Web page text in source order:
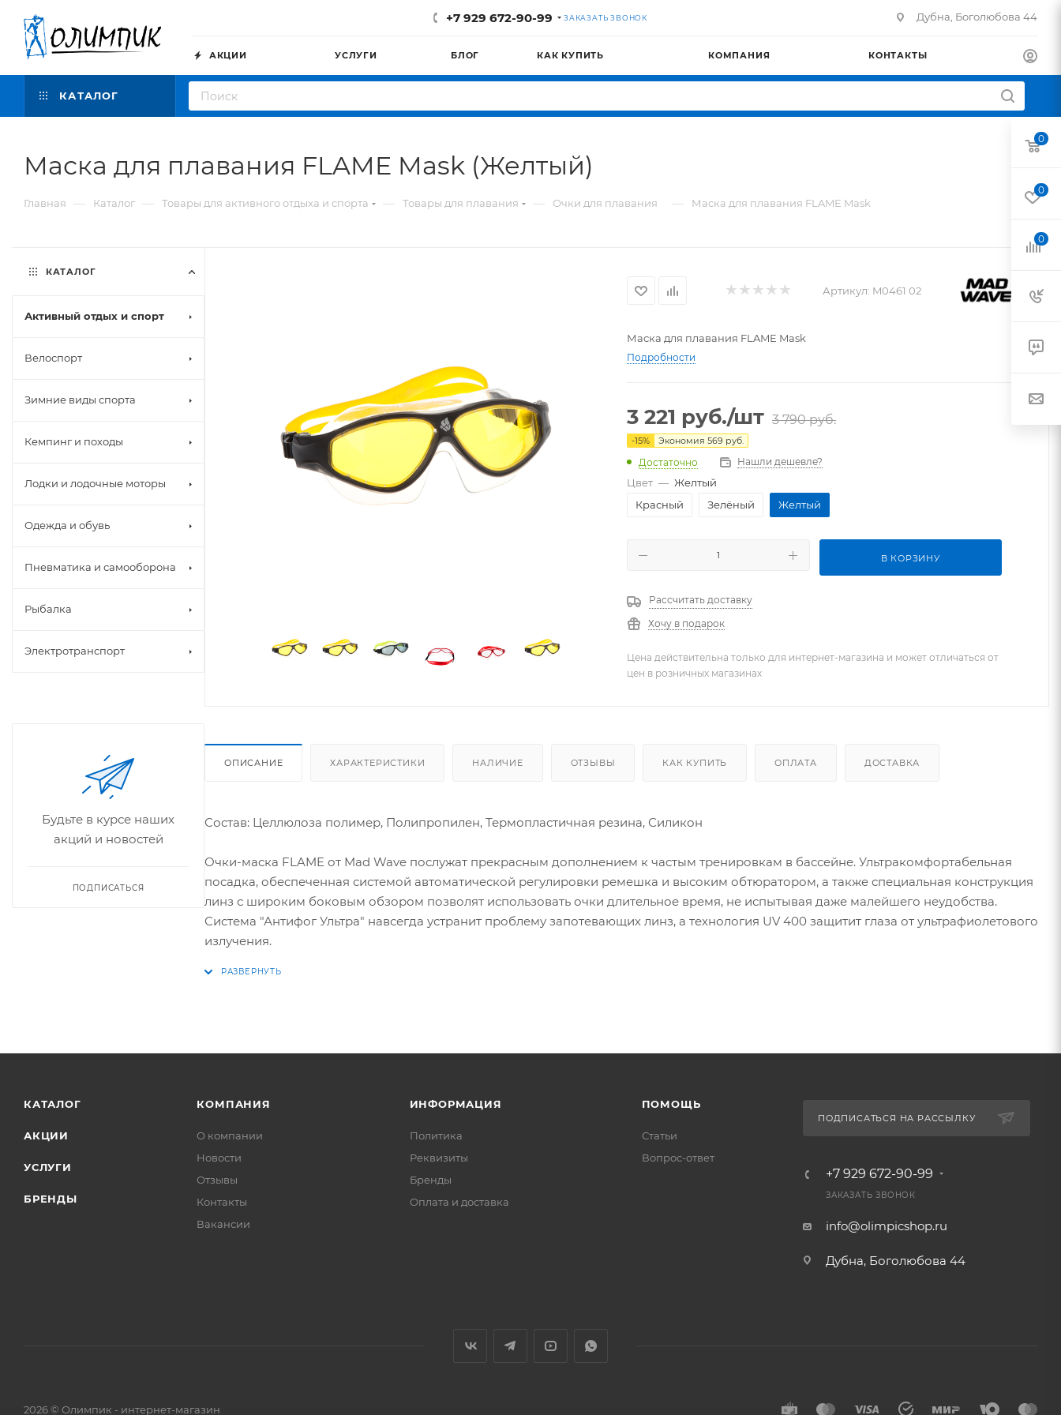
+7 929 672-90-99 ЗАКАЗАТЬ ЗВОНОК Дубна, Боголюбова 44
АКЦИИ УСЛУГИ БЛОГ КАК КУПИТЬ КОМПАНИЯ КОНТАКТЫ
КАТАЛОГ
Маска для плавания FLAME Mask (Желтый)
Главная — Каталог — Товары для активного отдыха и спорта — Товары для плавания — Очки для плавания — Маска для плавания FLAME Mask
Артикул: M0461 02
Маска для плавания FLAME Mask
Подробности
3 221 руб./шт 3 790руб.
-15% Экономия 569 руб.
Достаточно Нашли дешевле?
Цвет — Желтый
Красный
Зелёный Желтый
В КОРЗИНУ
Рассчитать доставку
Хочу в подарок
Цена действительна только для интернет-магазина и может отличаться от
цен в розничных магазинах
ОПИСАНИЕ ХАРАКТЕРИСТИКИ НАЛИЧИЕ ОТЗЫВЫ КАК КУПИТЬ ОПЛАТА ДОСТАВКА
Состав: Целлюлоза полимер, Полипропилен, Термопластичная резина, Силикон
Очки-маска FLAME от Mad Wave послужат прекрасным дополнением к частым тренировкам в бассейне. Ультракомфортабельная
посадка, обеспеченная системой автоматической регулировки ремешка и высоким обтюратором, а также специальная конструкция
линз с широким боковым обзором позволят использовать очки длительное время, не испытывая даже малейшего неудобства.
Система "Антифог Ультра" навсегда устранит проблему запотевающих линз, а технология UV 400 защитит глаза от ультрафиолетового
излучения.
КАТАЛОГ
Активный отдых и спорт
Велоспорт
Зимние виды спорта
Кемпинг и походы
Лодки и лодочные моторы
Одежда и обувь
Пневматика и самооборона
Рыбалка
Электротранспорт
Будьте в курсе наших
акций и новостей
ПОДПИСАТЬСЯ
КАТАЛОГ
АКЦИИ
УСЛУГИ
БРЕНДЫ
КОМПАНИЯ
О компании
Новости
Отзывы
Контакты
Вакансии
ИНФОРМАЦИЯ
Политика
Реквизиты
Бренды
Оплата и доставка
ПОМОЩЬ
Статьи
Вопрос-ответ
ПОДПИСАТЬСЯ НА РАССЫЛКУ
+7 929 672-90-99
ЗАКАЗАТЬ ЗВОНОК
info@olimpicshop.ru
Дубна, Боголюбова 44
2026 © Олимпик - интернет-магазин
0
0
0